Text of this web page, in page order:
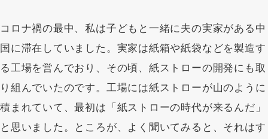
挑んだ「米ストロー」開発では、110回を超える試行錯誤の末
に、子どもたちが安心して使える100％自然由来のストローを
完成させた。現在はフードロス問題に向き合う「日本赤酢協
会」の活動や、次世代の命を守るための小中高への出張授業に
面から注目を集める。講演、執筆、プロジェクトプロデュー
ス、スタートアップ支援など、多様な立場で「社会起業のリア
コロナ禍の最中、私は子どもと一緒に夫の実家がある中
国に滞在していました。実家は紙箱や紙袋などを製造す
る工場を営んでおり、その頃、紙ストローの開発にも取
り組んでいたのです。工場には紙ストローが山のように
積まれていて、最初は「紙ストローの時代が来るんだ」
と思いました。ところが、よく聞いてみると、それはす